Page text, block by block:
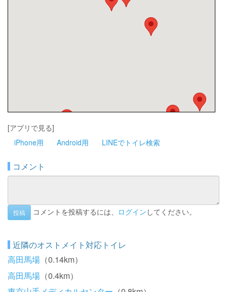
[アプリで見る]
iPhone用
Android用 LINEでトイレ検索
コメント
投稿 コメントを投稿するには、 ログイン してください。
近隣のオストメイト対応トイレ
高田馬場 （0.14km）
高田馬場 （0.4km）